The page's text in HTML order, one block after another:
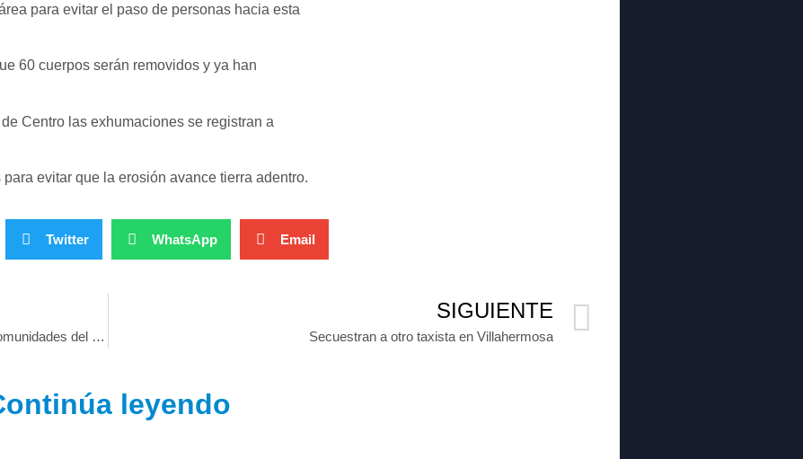
para evitar el paso de personas hacia esta
60 cuerpos serán removidos y ya han
Centro las exhumaciones se registran a
evitar que la erosión avance tierra adentro.
Twitter WhatsApp Email
Hiram Llergo continúa con su caminar en las diferentes comunidades del municipio de Teapa
SIGUIENTE
Secuestran a otro taxista en Villahermosa
leyendo